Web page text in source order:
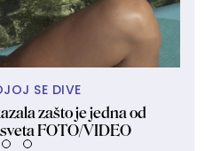
SE DIVE
zašto je jedna od
FOTO/VIDEO